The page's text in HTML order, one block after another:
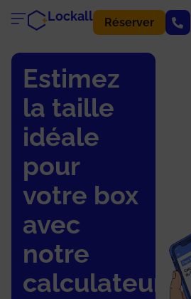
Lockall Réserver
Estimez
la taille
idéale
pour
votre box
avec
notre
calculateur